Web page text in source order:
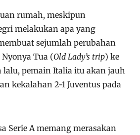
rumah, meskipun
melakukan apa yang
sejumlah perubahan
Tua (Old Lady’s trip) ke
lalu, pemain Italia itu akan jauh
kekalahan 2-1 Juventus pada
Serie A memang merasakan